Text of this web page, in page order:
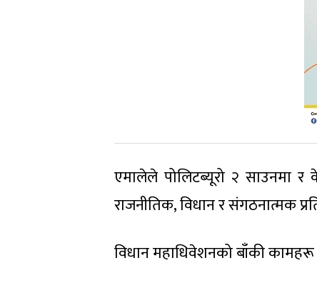
एमालेले पोलिटब्यूरो २ साउनमा
राजनीतिक, विधान र संगठनात्मक
विधान महाधिवेशनको बाँकी कामहरू